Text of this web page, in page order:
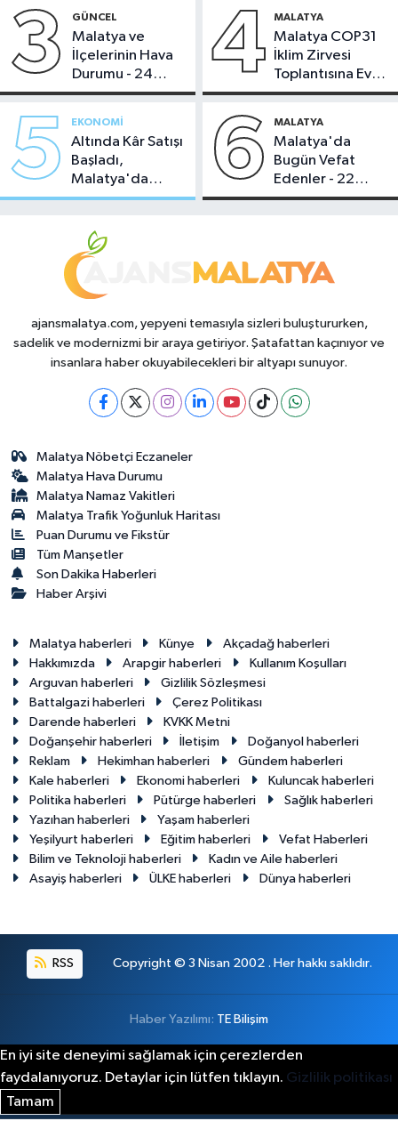
3 GÜNCEL
Malatya ve
İlçelerinin Hava
Durumu - 24
Temmuz 2026
4 MALATYA
Malatya COP31
İklim Zirvesi
Toplantısına Ev
Sahipliği Yaptı
5 EKONOMI
Altında Kâr Satışı
Başladı,
Malatya'da
Makas Ne
6 MALATYA
Malatya'da
Bugün Vefat
Edenler - 22
Temmuz 2026
ajansmalatya.com, yepyeni temasıyla sizleri buluştururken,
sadelik ve modernizmi bir araya getiriyor. Şatafattan kaçınıyor ve
insanlara haber okuyabilecekleri bir altyapı sunuyor.
Malatya Nöbetçi Eczaneler
Malatya Hava Durumu
Malatya Namaz Vakitleri
Malatya Trafik Yoğunluk Haritası
Puan Durumu ve Fikstür
Tüm Manşetler
Son Dakika Haberleri
Haber Arşivi
Malatya haberleri Künye
Akçadağ haberleri
Hakkımızda
Arapgir haberleri
Kullanım Koşulları
Arguvan haberleri
Gizlilik Sözleşmesi
Battalgazi haberleri
Çerez Politikası
Darende haberleri
KVKK Metni
Doğanşehir haberleri
İletişim
Doğanyol haberleri
Reklam
Hekimhan haberleri
Gündem haberleri
Kale haberleri
Ekonomi haberleri
Kuluncak haberleri
Politika haberleri
Pütürge haberleri
Sağlık haberleri
Yazıhan haberleri
Yaşam haberleri
Yeşilyurt haberleri
Eğitim haberleri
Vefat Haberleri
Bilim ve Teknoloji haberleri
Kadın ve Aile haberleri
Asayiş haberleri
ÜLKE haberleri Dünya haberleri
RSS Copyright © 3 Nisan 2002 . Her hakkı saklıdır.
Haber Yazılımı: TE Bilişim
En iyi site deneyimi sağlamak için çerezlerden
faydalanıyoruz. Detaylar için lütfen tıklayın. Gizlilik politikası
Tamam